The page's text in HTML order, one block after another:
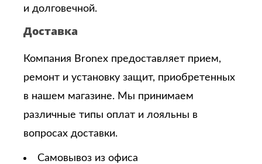
и долговечной.
Доставка
Компания Bronex предоставляет прием,
ремонт и установку защит, приобретенных
в нашем магазине. Мы принимаем
различные типы оплат и лояльны в
вопросах доставки.
Самовывоз из офиса